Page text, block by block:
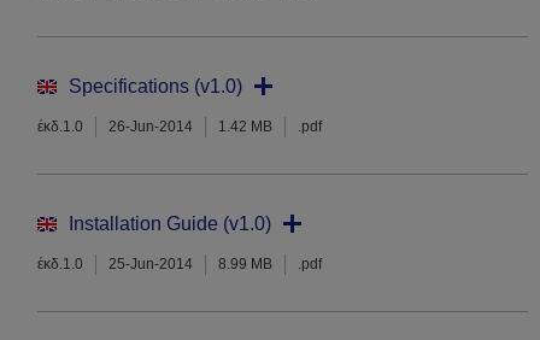
Specifications (v1.0)
έκδ.1.0 26-Jun-2014 1.42 MB .pdf
Installation Guide (v1.0)
έκδ.1.0 25-Jun-2014 8.99 MB .pdf